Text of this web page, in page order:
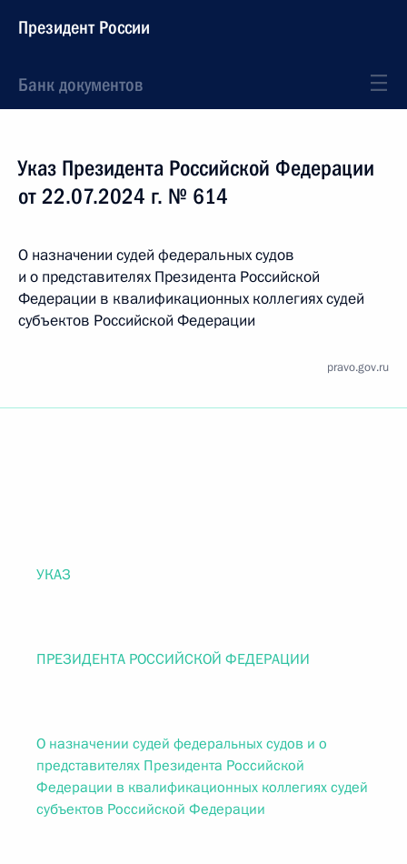
Президент России
Банк документов
Указ Президента Российской Федерации
от 22.07.2024 г. № 614
О назначении судей федеральных судов
и о представителях Президента Российской
Федерации в квалификационных коллегиях судей
субъектов Российской Федерации
pravo.gov.ru
УКАЗ
ПРЕЗИДЕНТА РОССИЙСКОЙ ФЕДЕРАЦИИ
О назначении судей федеральных судов и о
представителях Президента Российской
Федерации в квалификационных коллегиях судей
субъектов Российской Федерации